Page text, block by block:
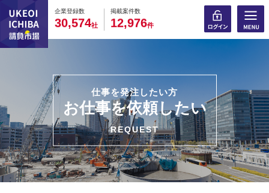
企業登録数
0
3
0
0,
0
5
0
74社
掲載案件数
0
1
0
2,
0
9
0
76件
仕事を発注したい方
お仕事を依頼したい
REQUEST